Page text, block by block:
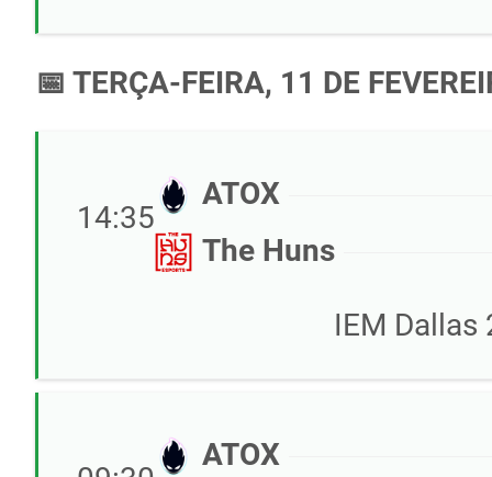
📅 TERÇA-FEIRA, 11 DE
14:35
ATOX
The Huns
IEM Dallas
ATOX